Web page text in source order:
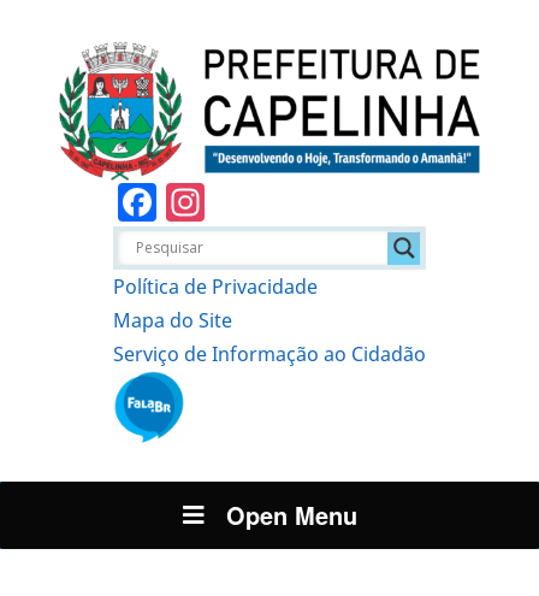
Facebook
Política de Privacidade
Mapa do Site
Serviço de Informação ao Cidadão
Open Menu